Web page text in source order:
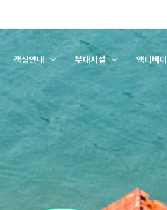
객실안내 부대시설 액티비티